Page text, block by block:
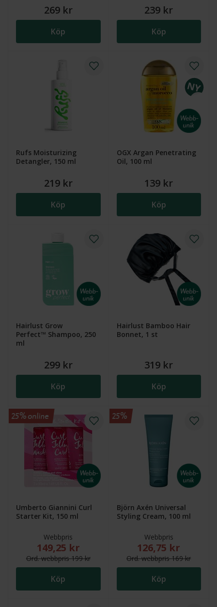
269 kr
Köp
239 kr
Köp
Rufs Moisturizing
Detangler, 150 ml
219 kr
Köp
OGX Argan Penetrating
Oil, 100 ml
139 kr
Köp
Hairlust Grow
Perfect™ Shampoo, 250
ml
299 kr
Köp
Hairlust Bamboo Hair
Bonnet, 1 st
319 kr
Köp
Umberto Giannini Curl
Starter Kit, 150 ml
Webbpris
Nytt reducerat pris: 149,25 kr. Ordinarie webbpris
149,25 kr
Ord.webbpris199 kr
Köp
25% online
Björn Axén Universal
Styling Cream, 100 ml
Webbpris
Nytt reducerat
126,75 kr
Ord.webbpris169 kr
Köp
25%